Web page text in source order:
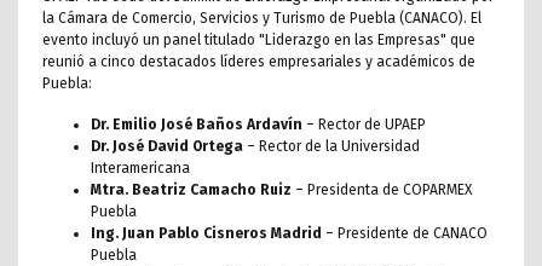
la Cámara de Comercio, Servicios y Turismo de Puebla (CANACO). El
evento incluyó un panel titulado "Liderazgo en las Empresas" que
reunió a cinco destacados líderes empresariales y académicos de
Puebla:
Dr. Emilio José Baños Ardavín – Rector de UPAEP
Dr. José David Ortega – Rector de la Universidad
Interamericana
Mtra. Beatriz Camacho Ruiz – Presidenta de COPARMEX
Puebla
Ing. Juan Pablo Cisneros Madrid – Presidente de CANACO
Puebla